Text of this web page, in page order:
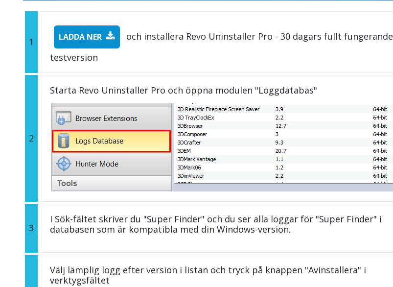
1 LADDA NER
och installera Revo Uninstaller Pro - 30 dagars fullt fungerande
testversion
2
Starta Revo Uninstaller Pro och öppna modulen "Loggdatabas"
3
I Sök-fältet skriver du "Super Finder" och du ser alla loggar för "Super Finder" i
databasen som är kompatibla med din Windows-version.
Välj lämplig logg efter version i listan och tryck på knappen "Avinstallera" i
verktygsfältet